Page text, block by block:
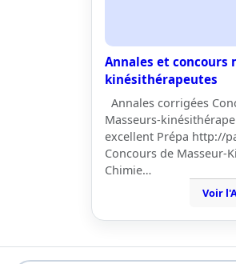
Annales et concours
kinésithérapeutes
Annales corrigées
Masseurs-
excellent Prépa http://
Concours de Masseur-
Chimie…
Voir